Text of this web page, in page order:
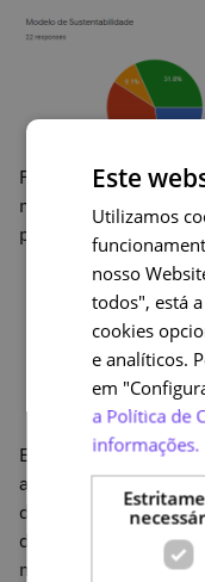
Por fim os dados
mínima, pelo
poderem avaliar os
Estes dados não
apenas o
decidiu responder.
direcção que
melhorar o ensino a
Este
Utilizamos
nosso
todos", está
cookies
e analíticos.
em
a Política de
informações.